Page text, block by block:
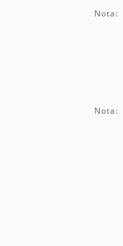
Nota:
Nota: